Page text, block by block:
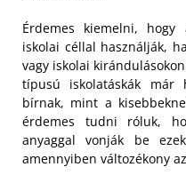
Érdemes kiemelni, hogy
iskolai céllal használják,
vagy iskolai
típusú iskolatáskák már
bírnak, mint a
érdemes tudni róluk,
anyaggal vonják be
amennyiben változékony